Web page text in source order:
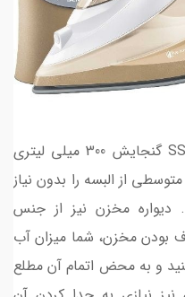
مخزن اتو بخار سنکور مدل SSI 8310 گنجایش 300 میلی لیتری
از البسه را بدون نیاز
دیواره مخزن نیز از جنس
مخزن، شما میزان آب
و به محض اتمام آن مطلع